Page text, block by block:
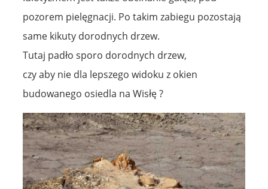
pozorem pielęgnacji. Po takim zabiegu pozostają
same kikuty dorodnych drzew.
Tutaj padło sporo dorodnych drzew,
czy aby nie dla lepszego widoku z okien
budowanego osiedla na Wisłę ?